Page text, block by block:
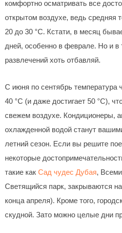
комфортно осматривать все
открытом воздухе, ведь средняя
20 до 30 °C. Кстати, в месяц
дней, особенно в феврале. Но и в
развлечений хоть отбавляй.
С июня по сентябрь температура
40 °C (и даже достигает 50 °C),
свежем воздухе. Кондиционеры,
охлажденной водой станут
летний сезон. Если вы решите
некоторые
такие как Сад чудес Дубая,
Светящийся парк, закрываются
конца апреля). Кроме того,
скудной. Зато можно целые дни